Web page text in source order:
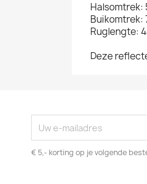
Halsomtrek:
Buikomtrek:
Ruglengte:
Deze
€ 5,- korting op je volgende